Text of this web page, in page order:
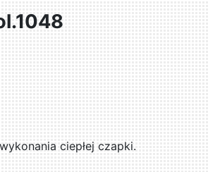
ciepłej czapki.